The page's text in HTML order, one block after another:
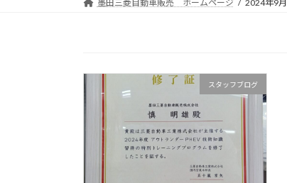
墨田三菱自動車販売 ホームページ 2024年9月
スタッフブログ